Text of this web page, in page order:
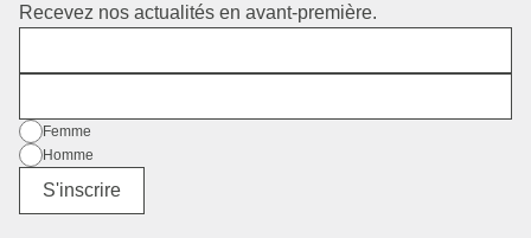
Recevez nos actualités en avant-première.
SexeFemme
Homme
S'inscrire